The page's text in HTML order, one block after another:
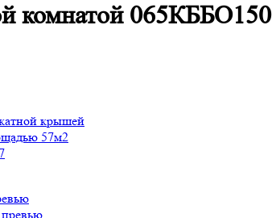
комнатой 065КББО150